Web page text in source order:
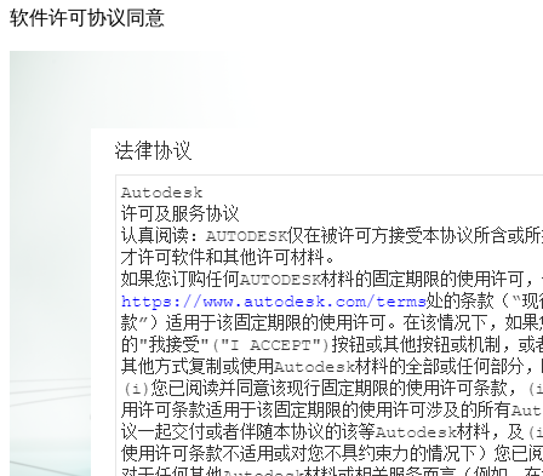
软件许可协议同意